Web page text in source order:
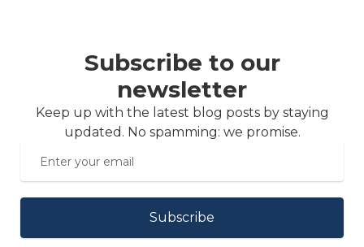
Subscribe to our
newsletter
Keep up with the latest blog posts by staying
updated. No spamming: we promise.
Subscribe